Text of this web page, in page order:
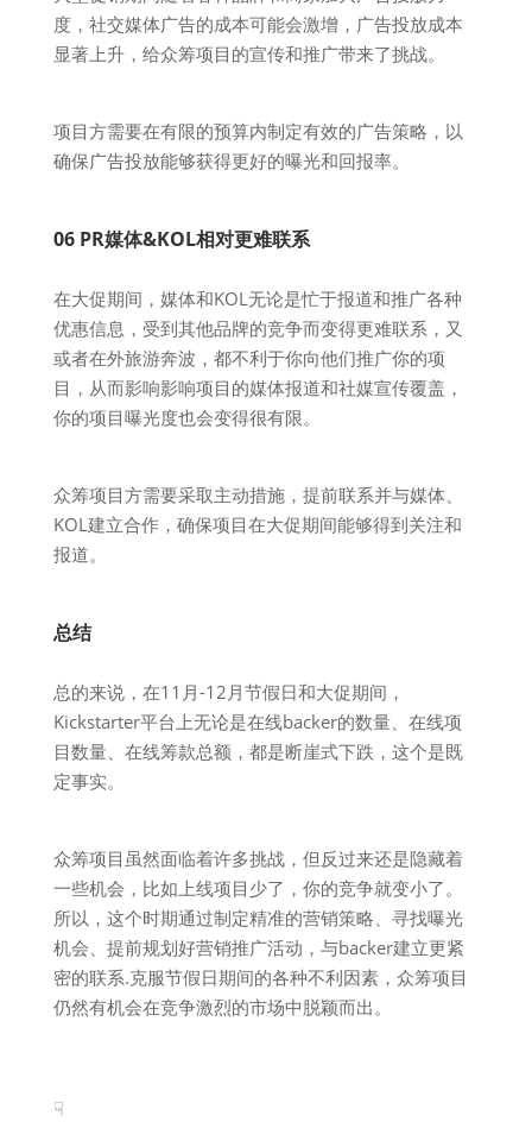
度，社交媒体广告的成本可能会激增，广告投放成本
显著上升，给众筹项目的宣传和推广带来了挑战。
项目方需要在有限的预算内制定有效的广告策略，以
确保广告投放能够获得更好的曝光和回报率。
06 PR媒体&KOL相对更难联系
在大促期间，媒体和KOL无论是忙于报道和推广各种
优惠信息，受到其他品牌的竞争而变得更难联系，又
或者在外旅游奔波，都不利于你向他们推广你的项
目，从而影响影响项目的媒体报道和社媒宣传覆盖，
你的项目曝光度也会变得很有限。
众筹项目方需要采取主动措施，提前联系并与媒体、
KOL建立合作，确保项目在大促期间能够得到关注和
报道。
总结
总的来说，在11月-12月节假日和大促期间，
Kickstarter平台上无论是在线backer的数量、在线项
目数量、在线筹款总额，都是断崖式下跌，这个是既
定事实。
众筹项目虽然面临着许多挑战，但反过来还是隐藏着
一些机会，比如上线项目少了，你的竞争就变小了。
所以，这个时期通过制定精准的营销策略、寻找曝光
机会、提前规划好营销推广活动，与backer建立更紧
密的联系.克服节假日期间的各种不利因素，众筹项目
仍然有机会在竞争激烈的市场中脱颖而出。
☟